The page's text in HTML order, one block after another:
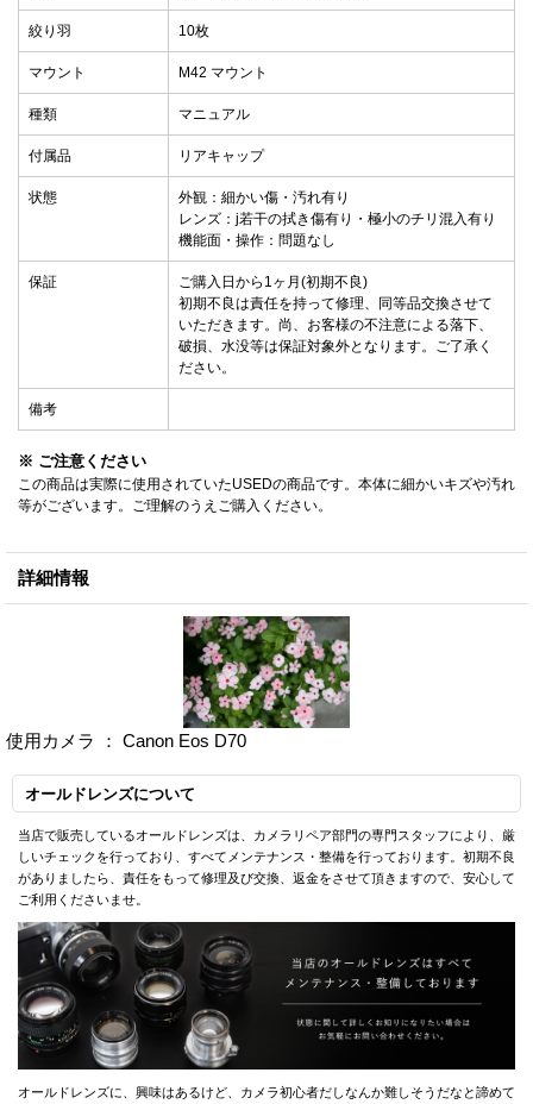
絞り羽 10枚
マウント M42 マウント
種類 マニュアル
付属品 リアキャップ
状態
外観：細かい傷・汚れ有り
レンズ：j若干の拭き傷有り・極小のチリ混入有り
機能面・操作：問題なし
保証
ご購入日から1ヶ月(初期不良)
初期不良は責任を持って修理、同等品交換させて
いただきます。尚、お客様の不注意による落下、
破損、水没等は保証対象外となります。ご了承く
ださい。
備考
※ ご注意ください
この商品は実際に使用されていたUSEDの商品です。本体に細かいキズや汚れ
等がございます。ご理解のうえご購入ください。
詳細情報
使用カメラ ： Canon Eos D70
オールドレンズについて
当店で販売しているオールドレンズは、カメラリペア部門の専門スタッフにより、厳
しいチェックを行っており、すべてメンテナンス・整備を行っております。初期不良
がありましたら、責任をもって修理及び交換、返金をさせて頂きますので、安心して
ご利用くださいませ。
オールドレンズに、興味はあるけど、カメラ初心者だしなんか難しそうだなと諦めて